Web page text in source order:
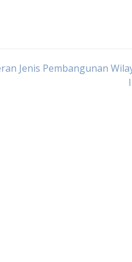
Jenis Pembangunan